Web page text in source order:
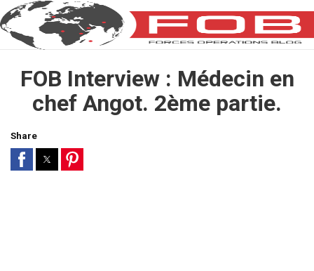
FOB Interview : Médecin en
chef Angot. 2ème partie.
Share